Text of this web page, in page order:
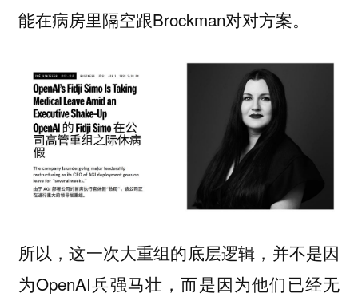
能在病房里隔空跟Brockman对对方案。
所以，这一次大重组的底层逻辑，并不是因
为OpenAI兵强马壮，而是因为他们已经无